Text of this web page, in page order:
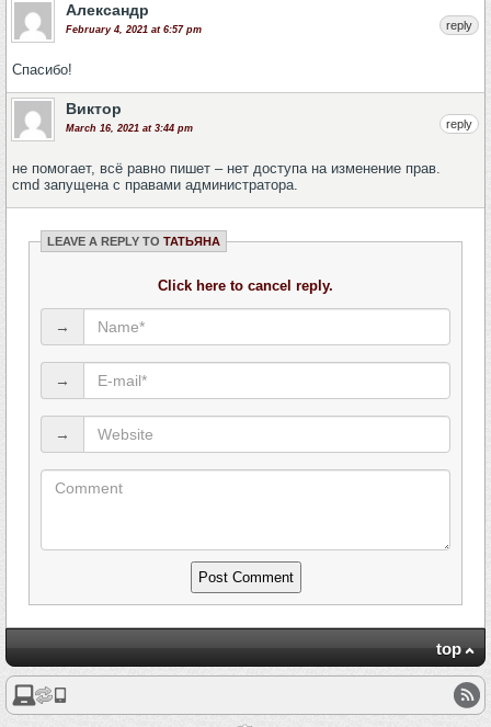
Александр
February 4, 2021 at 6:57 pm
Спасибо!
reply
Виктор
March 16, 2021 at 3:44 pm
не помогает, всё равно пишет – нет доступа на изменение прав.
cmd запущена с правами администратора.
reply
LEAVE A REPLY TO ТАТЬЯНА
Click here to cancel reply.
→
→
→
top